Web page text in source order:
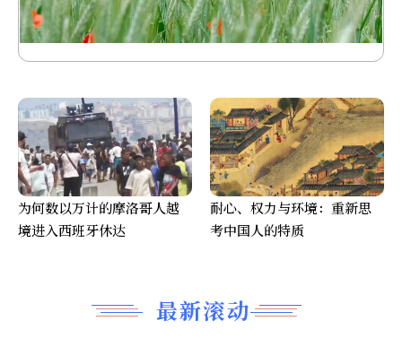
最新滚动
为何数以万计的摩洛哥人越
境进入西班牙休达
耐心、权力与环境：重新思
考中国人的特质